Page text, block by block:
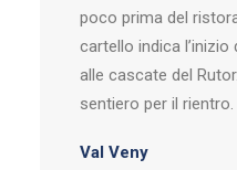
poco prima del
cartello indica
alle cascate del
sentiero per il rientro.
Val Veny